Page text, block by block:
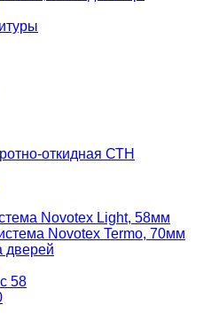
откидная СТН
Novotex Light, 58мм
Novotex Termo, 70мм
дверей
58